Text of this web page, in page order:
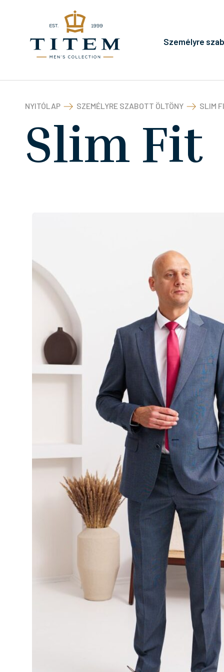
Személyre
NYITÓLAP SZEMÉLYRE SZABOTT ÖLTÖNY SLIM
Slim Fit